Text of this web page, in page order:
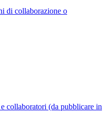
di collaborazione o
collaboratori (da pubblicare in